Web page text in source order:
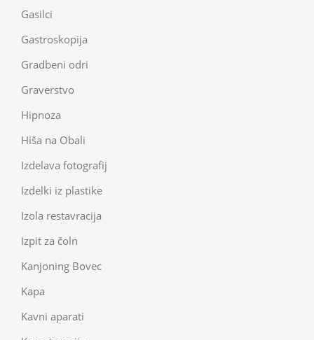
Gasilci
Gastroskopija
Gradbeni odri
Graverstvo
Hipnoza
Hiša na Obali
Izdelava fotografij
Izdelki iz plastike
Izola restavracija
Izpit za čoln
Kanjoning Bovec
Kapa
Kavni aparati